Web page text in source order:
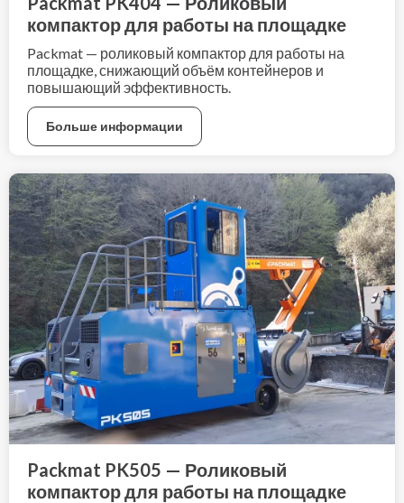
компактор для работы на площадке
Packmat — роликовый компактор для работы на
площадке, снижающий объём контейнеров и
повышающий эффективность.
Больше информации
Packmat PK505 — Роликовый
компактор для работы на площадке